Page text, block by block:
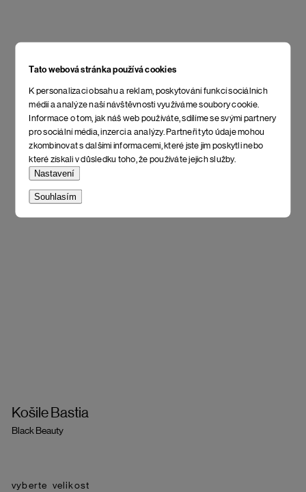
Tato webová stránka používá cookies
K personalizaci obsahu a reklam, poskytování funkcí sociálních
médií a analýze naší návštěvnosti využíváme soubory cookie.
Informace o tom, jak náš web používáte, sdílíme se svými partnery
pro sociální média, inzerci a analýzy. Partneři tyto údaje mohou
zkombinovat s dalšími informacemi, které jste jim poskytli nebo
které získali v důsledku toho, že používáte jejich služby.
Nastavení
Souhlasím
Košile Bastia
Black Beauty
velikost